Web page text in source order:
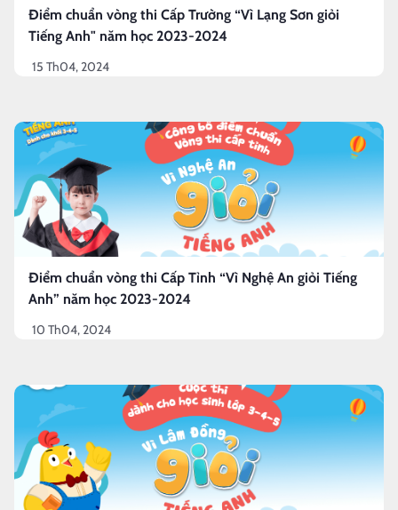
Điểm chuẩn vòng thi Cấp Trường “Vì Lạng Sơn giỏi
Tiếng Anh" năm học 2023-2024
15 Th04, 2024
Điểm chuẩn vòng thi Cấp Tỉnh “Vì Nghệ An giỏi Tiếng
Anh” năm học 2023-2024
10 Th04, 2024